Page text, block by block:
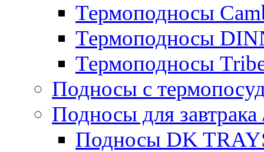
Термоподносы
Термоподносы
Термоподносы
Подносы с
Подносы для завтрака
Подносы DK